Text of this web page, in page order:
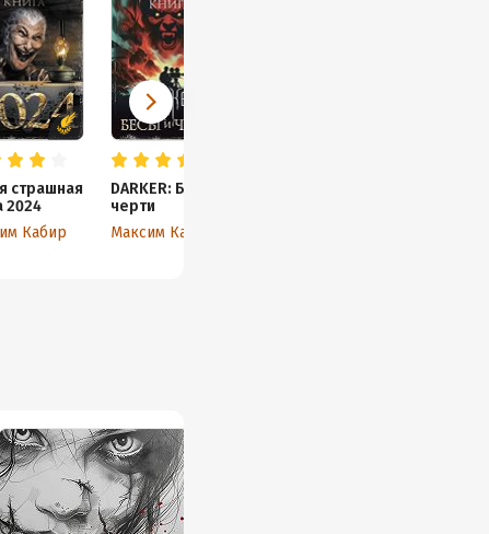
страшная
2024
Кабир
DARKER: Бесы и
черти
Максим Кабир